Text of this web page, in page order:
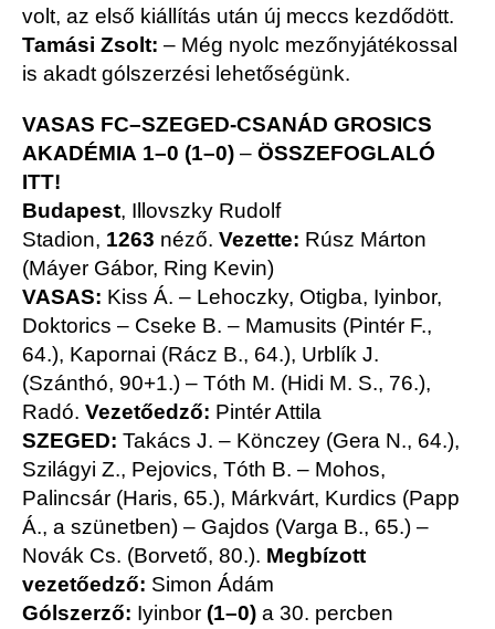
volt, az első kiállítás után új meccs kezdődött.
Tamási Zsolt: – Még nyolc mezőnyjátékossal
is akadt gólszerzési lehetőségünk.
VASAS FC–SZEGED-CSANÁD GROSICS
AKADÉMIA 1–0 (1–0) – ÖSSZEFOGLALÓ
ITT!
Budapest, Illovszky Rudolf
Stadion, 1263 néző. Vezette: Rúsz Márton
(Máyer Gábor, Ring Kevin)
VASAS: Kiss Á. – Lehoczky, Otigba, Iyinbor,
Doktorics – Cseke B. – Mamusits (Pintér F.,
64.), Kapornai (Rácz B., 64.), Urblík J.
(Szánthó, 90+1.) – Tóth M. (Hidi M. S., 76.),
Radó. Vezetőedző: Pintér Attila
SZEGED: Takács J. – Könczey (Gera N., 64.),
Szilágyi Z., Pejovics, Tóth B. – Mohos,
Palincsár (Haris, 65.), Márkvárt, Kurdics (Papp
Á., a szünetben) – Gajdos (Varga B., 65.) –
Novák Cs. (Borvető, 80.). Megbízott
vezetőedző: Simon Ádám
Gólszerző: Iyinbor (1–0) a 30. percben